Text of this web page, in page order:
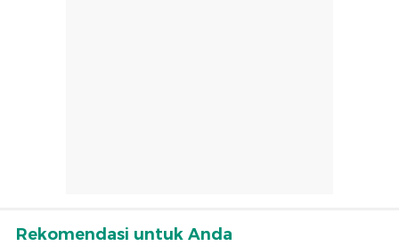
Rekomendasi untuk Anda